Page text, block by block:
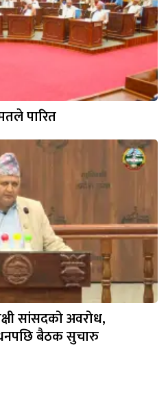
पारित
सांसदको अवरोध,
बैठक सुचारु